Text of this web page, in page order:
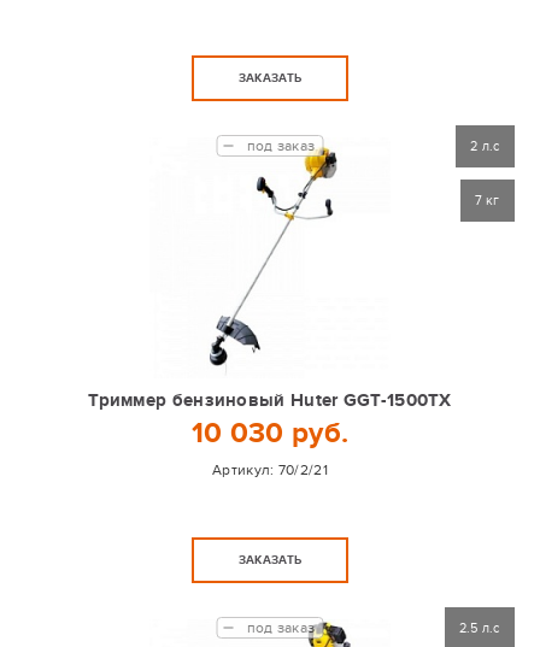
ЗАКАЗАТЬ
Триммер бензиновый Huter GGT-1500TX
10 030 руб.
Артикул: 70/2/21
под заказ
ЗАКАЗАТЬ
2 л.с
7 кг
под заказ 2.5 л.с